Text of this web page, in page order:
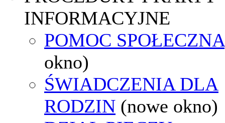
INFORMACYJNE
POMOC SPOŁECZNA
okno)
ŚWIADCZENIA DLA
RODZIN (nowe okno)